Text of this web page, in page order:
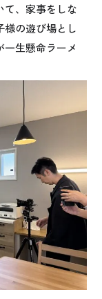
て、家事をしな
様の遊び場とし
生懸命ラーメ